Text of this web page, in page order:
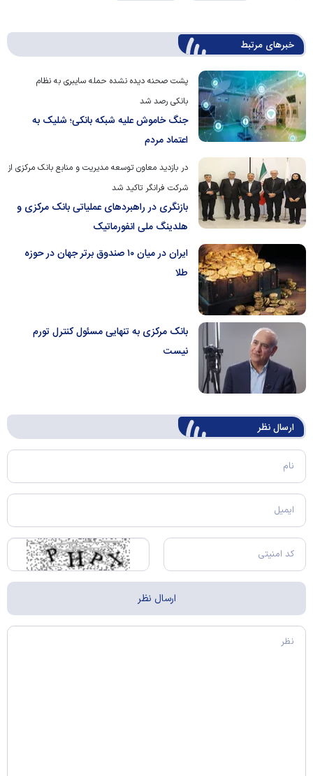
خبرهای مرتبط
پشت صحنه دیده نشده حمله سایبری به نظام
بانکی رصد شد
جنگ خاموش علیه شبکه بانکی؛ شلیک به
اعتماد مردم
در بازدید معاون توسعه مدیریت و منابع بانک مرکزی از
شرکت فرانگر تاکید شد
بازنگری در راهبردهای عملیاتی بانک مرکزی و
هلدینگ ملی انفورماتیک
ایران در میان ۱۰ صندوق برتر جهان در حوزه
طلا
بانک مرکزی به تنهایی مسئول کنترل تورم
نیست
ارسال‌ نظر